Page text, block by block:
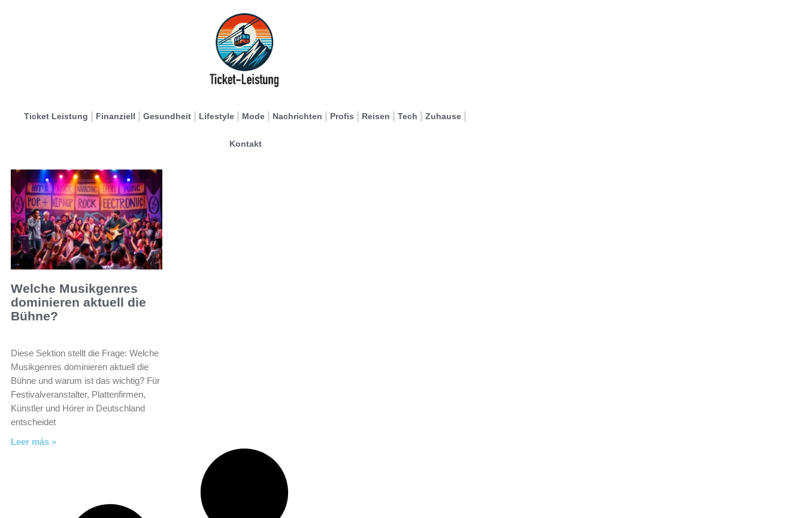
Ticket Leistung Finanziell Gesundheit Lifestyle Mode Nachrichten Profis Reisen Tech Zuhause
Kontakt
Welche Musikgenres
dominieren aktuell die
Bühne?
Diese Sektion stellt die Frage: Welche
Musikgenres dominieren aktuell die
Bühne und warum ist das wichtig? Für
Festivalveranstalter, Plattenfirmen,
Künstler und Hörer in Deutschland
entscheidet
Leer más »